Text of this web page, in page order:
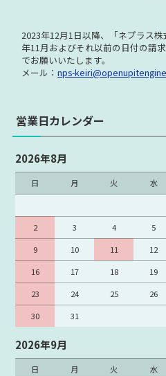
2023年12月1日以降、「ネプラス
年11月およびそれ以前の日付の請
でお願いいたします。
メール：nps-
営業日カレンダー
2026年8月
日 月 火 水
2
3 4 5
9
10 11 12
16
17 18 19
23
24 25 26
30
31
2026年9月
日 月 火 水